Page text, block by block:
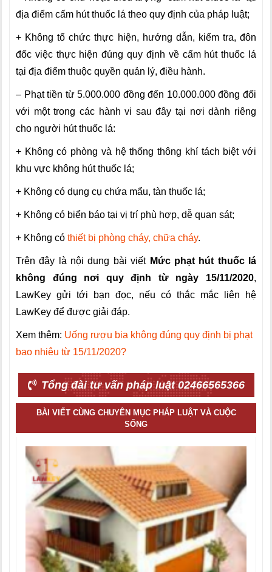
địa điểm cấm hút thuốc lá theo quy định của pháp luật;
+ Không tổ chức thực hiện, hướng dẫn, kiểm tra, đôn
đốc việc thực hiện đúng quy định về cấm hút thuốc lá
tại địa điểm thuộc quyền quản lý, điều hành.
– Phạt tiền từ 5.000.000 đồng đến 10.000.000 đồng đối
với một trong các hành vi sau đây tại nơi dành riêng
cho người hút thuốc lá:
+ Không có phòng và hệ thống thông khí tách biệt với
khu vực không hút thuốc lá;
+ Không có dụng cụ chứa mẩu, tàn thuốc lá;
+ Không có biển báo tại vị trí phù hợp, dễ quan sát;
+ Không có thiết bị phòng cháy, chữa cháy.
Trên đây là nội dung bài viết Mức phạt hút thuốc lá
không đúng nơi quy định từ ngày 15/11/2020,
LawKey gửi tới bạn đọc, nếu có thắc mắc liên hệ
LawKey để được giải đáp.
Xem thêm: Uống rượu bia không đúng quy định bị phạt
bao nhiêu từ 15/11/2020?
Tổng đài tư vấn pháp luật 02466565366
BÀI VIẾT CÙNG CHUYÊN MỤC PHÁP LUẬT VÀ CUỘC
SỐNG